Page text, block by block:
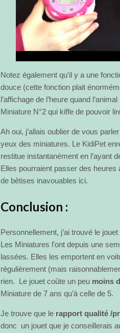
Notez également qu’il y a une
douce (cette fonction plait
l’affichage de l’heure quand
Miniature N°2 qui kiffe de pouvoir
Ah oui, j’allais oublier de vous
yeux des miniatures. Le KidiPet
restitue instantanément en l’ayant
Elles pourraient passer des heures
de bêtises inavouables ici.
Conclusion :
Personnellement, j’ai trouvé le jouet
Les Miniatures l’ont depuis une
lassées. Elles les emportent en
régulièrement (mais
rien. Le jouet coûte un peu moins
Miniature de 7 ans qu’à celle de 5.
Je trouve que le rapport qualité /
donc un jouet que je conseillerais